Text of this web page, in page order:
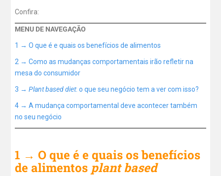
Confira:
MENU DE NAVEGAÇÃO
1 → O que é e quais os benefícios de alimentos
2 → Como as mudanças comportamentais irão refletir na
mesa do consumidor
3 →Plant based diet: o que seu negócio tem a ver com isso?
4 → A mudança comportamental deve acontecer também
no seu negócio
1 → O que é e quais os benefícios
de alimentos plant based